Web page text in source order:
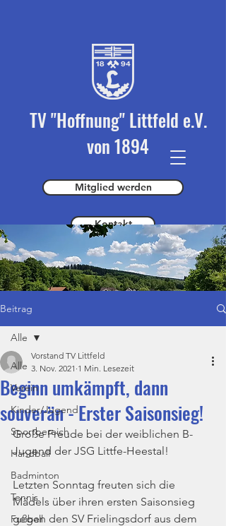
TV "Hoffnung" Littfeld e.V.
von 1894
Mitglied werden
Kontakt
Spender werden
Beitrag
Alle
Verein
Kinder/Jugend
Sportbereich
Handball
Badminton
Tennis
Fußball
Alle
Beginn umkämpft, dann
souverän - Erster Saisonsieg!
Vorstand TV Littfeld
3. Nov. 2021 1 Min. Lesezeit
Große Freude bei der weiblichen B-
Jugend der JSG Littfe-Heestal!
Letzten Sonntag freuten sich die
Mädels über ihren ersten Saisonsieg
gegen den SV Frielingsdorf aus dem